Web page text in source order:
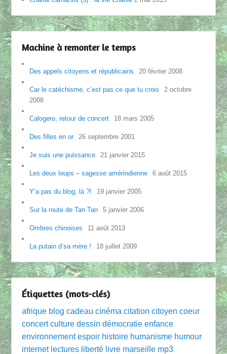
Machine à remonter le temps
Des appels citoyens et républicains 20 février 2008
Car le catéchisme, c’est pas ce que tu crois
2 octobre
2008
Calogero, retour de concert 18 mars 2005
Des filles en or 26 septembre 2001
Je suis une puissance 21 janvier 2015
Les deux loups – sagesse amérindienne 6 août 2015
Y’a pas du blog, là ?! 19 janvier 2005
Sur la route de Tan Tan 5 janvier 2006
Ombres chinoises 11 août 2013
La putain d’sa mère ! 18 juillet 2009
Étiquettes (mots-clés)
afrique blog cadeau cinéma citation citoyen coeur
concert culture dessin démocratie enfance
environnement espoir histoire humanisme humour
internet lectures liberté livre marseille mp3